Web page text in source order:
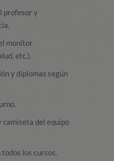
profesor y
monitor
etc.).
y diplomas según
camiseta del equipo
los cursos.